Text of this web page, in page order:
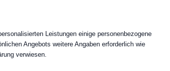
Leistungen einige personenbezogene
Angebots weitere Angaben erforderlich wie
verwiesen.